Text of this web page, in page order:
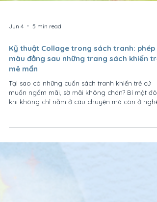
Jun 4 5 min read
Kỹ thuật Collage trong sách tranh: phép
màu đằng sau những trang sách khiến trẻ
mê mẩn
Tại sao có những cuốn sách tranh khiến trẻ cứ